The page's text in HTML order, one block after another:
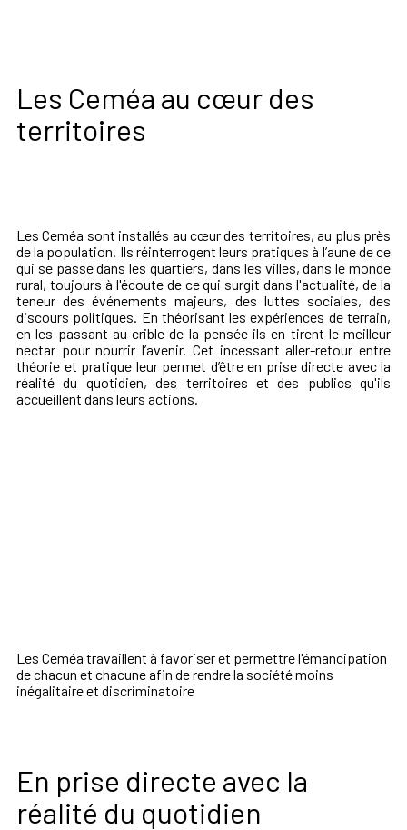
Les Ceméa au cœur des
territoires
Les Ceméa sont installés au cœur des territoires, au plus près
de la population. Ils réinterrogent leurs pratiques à l’aune de ce
qui se passe dans les quartiers, dans les villes, dans le monde
rural, toujours à l'écoute de ce qui surgit dans l'actualité, de la
teneur des événements majeurs, des luttes sociales, des
discours politiques. En théorisant les expériences de terrain,
en les passant au crible de la pensée ils en tirent le meilleur
nectar pour nourrir l’avenir. Cet incessant aller-retour entre
théorie et pratique leur permet d’être en prise directe avec la
réalité du quotidien, des territoires et des publics qu'ils
accueillent dans leurs actions.
Les Ceméa travaillent à favoriser et permettre l'émancipation
de chacun et chacune afin de rendre la société moins
inégalitaire et discriminatoire
En prise directe avec la
réalité du quotidien